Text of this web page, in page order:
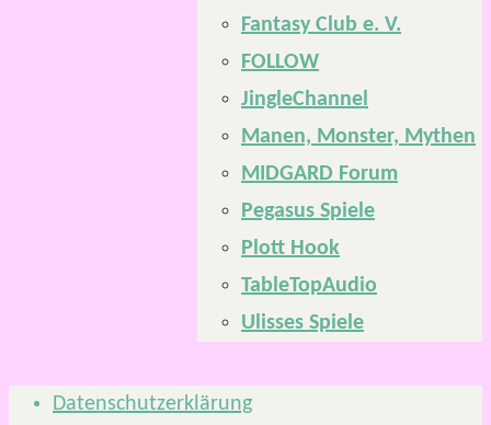
Fantasy Club e. V.
FOLLOW
JingleChannel
Manen, Monster, Mythen
MIDGARD Forum
Pegasus Spiele
Plott Hook
TableTopAudio
Ulisses Spiele
Datenschutzerklärung